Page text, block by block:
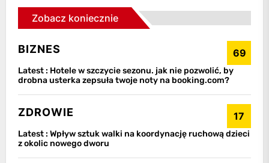
Zobacz koniecznie
BIZNES 69
Latest : Hotele w szczycie sezonu. jak nie pozwolić, by
drobna usterka zepsuła twoje noty na booking.com?
ZDROWIE 17
Latest : Wpływ sztuk walki na koordynację ruchową dzieci
z okolic nowego dworu